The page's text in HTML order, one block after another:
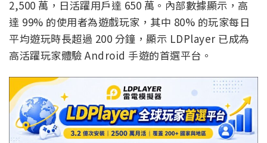
2,500 萬，日活躍用戶達 650 萬。內部數據顯示，高
達 99% 的使用者為遊戲玩家，其中 80% 的玩家每日
平均遊玩時長超過 200 分鐘，顯示 LDPlayer 已成為
高活躍玩家體驗 Android 手遊的首選平台。